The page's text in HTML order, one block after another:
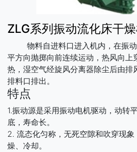
ZLG系列振动流化床干
物料自进料口进入机内，在振动
平方向抛掷向前连续运动，热风向上
热，湿空气经旋风分离器除尘后由排
排料口排出。
特点
1.振动源是采用振动电机驱动，动转
底，寿命长。
2. 流态化匀称，无死空隙和吹穿现
燥、冷却。